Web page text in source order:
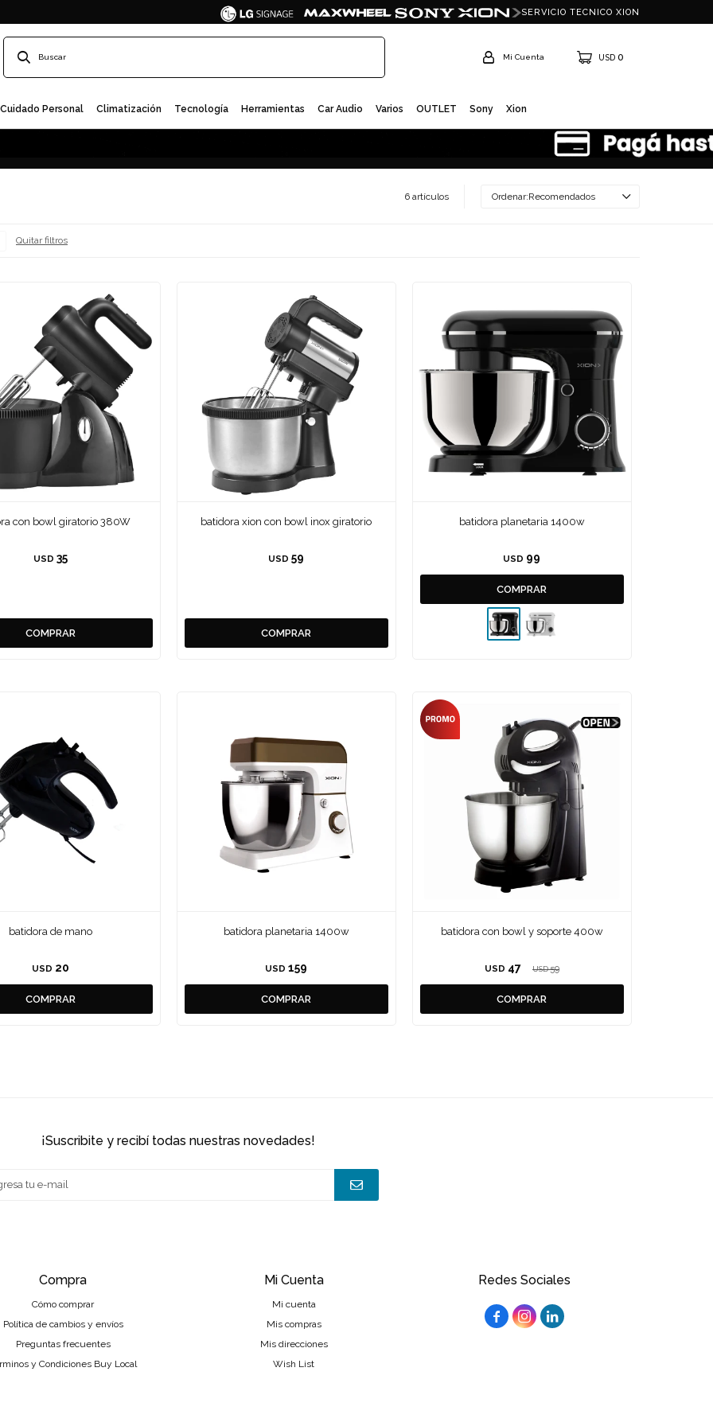
Cuidado Personal Climatización Tecnología Herramientas Car Audio Varios OUTLET Sony Xion
USD 0
SERVICIO TECNICO XION
6 artículos Recomendados
Quitar filtros
con bowl giratorio 380W
USD 35
batidora xion con bowl inox giratorio
USD 59
batidora planetaria 1400w
USD 99
batidora de mano
USD 20
batidora planetaria 1400w
USD 159
batidora con bowl y soporte 400w
USD 47 USD 59
Redes Sociales
  
Compra
Cómo comprar
Política de cambios y envíos
Preguntas frecuentes
y Condiciones Buy Local
Mi Cuenta
Mi cuenta
Mis compras
Mis direcciones
Wish List
¡suscribite y recibí todas nuestras novedades!